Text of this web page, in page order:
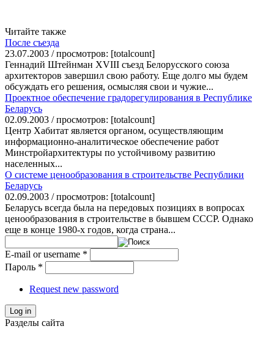
Читайте также
После съезда
23.07.2003 / просмотров: [totalcount]
Геннадий Штейнман XVIII съезд Белорусского союза
архитекторов завершил свою работу. Еще долго мы будем
обсуждать его решения, осмысляя свои и чужие...
Проектное обеспечение градорегулирования в Республике
Беларусь
02.09.2003 / просмотров: [totalcount]
Центр Хабитат является органом, осуществляющим
информационно-аналитическое обеспечение работ
Минстройархитектуры по устойчивому развитию
населенных...
О системе ценообразования в строительстве Республики
Беларусь
02.09.2003 / просмотров: [totalcount]
Беларусь всегда была на передовых позициях в вопросах
ценообразования в строительстве в бывшем СССР. Однако
еще в конце 1980-х годов, когда страна...
E-mail or username *
Пароль *
Request new password
Log in
Разделы сайта